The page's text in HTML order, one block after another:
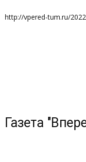
http://vpered-tum.ru/
Газета